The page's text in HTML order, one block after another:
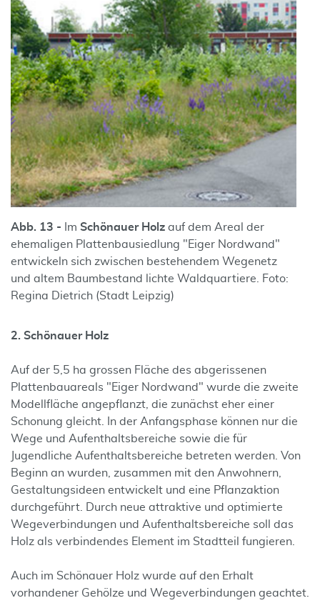
Abb. 13 - Im Schönauer Holz auf dem Areal der
ehemaligen Plattenbausiedlung "Eiger Nordwand"
entwickeln sich zwischen bestehendem Wegenetz
und altem Baumbestand lichte Waldquartiere. Foto:
Regina Dietrich (Stadt Leipzig)
2. Schönauer Holz
Auf der 5,5 ha grossen Fläche des abgerissenen
Plattenbauareals "Eiger Nordwand" wurde die zweite
Modellfläche angepflanzt, die zunächst eher einer
Schonung gleicht. In der Anfangsphase können nur die
Wege und Aufenthaltsbereiche sowie die für
Jugendliche Aufenthaltsbereiche betreten werden. Von
Beginn an wurden, zusammen mit den Anwohnern,
Gestaltungsideen entwickelt und eine Pflanzaktion
durchgeführt. Durch neue attraktive und optimierte
Wegeverbindungen und Aufenthaltsbereiche soll das
Holz als verbindendes Element im Stadtteil fungieren.
Auch im Schönauer Holz wurde auf den Erhalt
vorhandener Gehölze und Wegeverbindungen geachtet.